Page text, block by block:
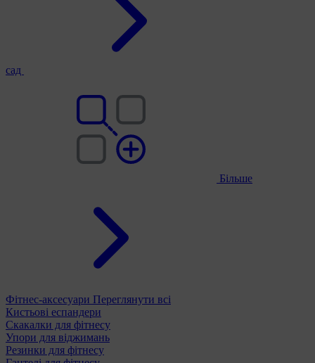
сад
Більше
Фітнес-аксесуари Переглянути всі
Кистьові еспандери
Скакалки для фітнесу
Упори для віджимань
Резинки для фітнесу